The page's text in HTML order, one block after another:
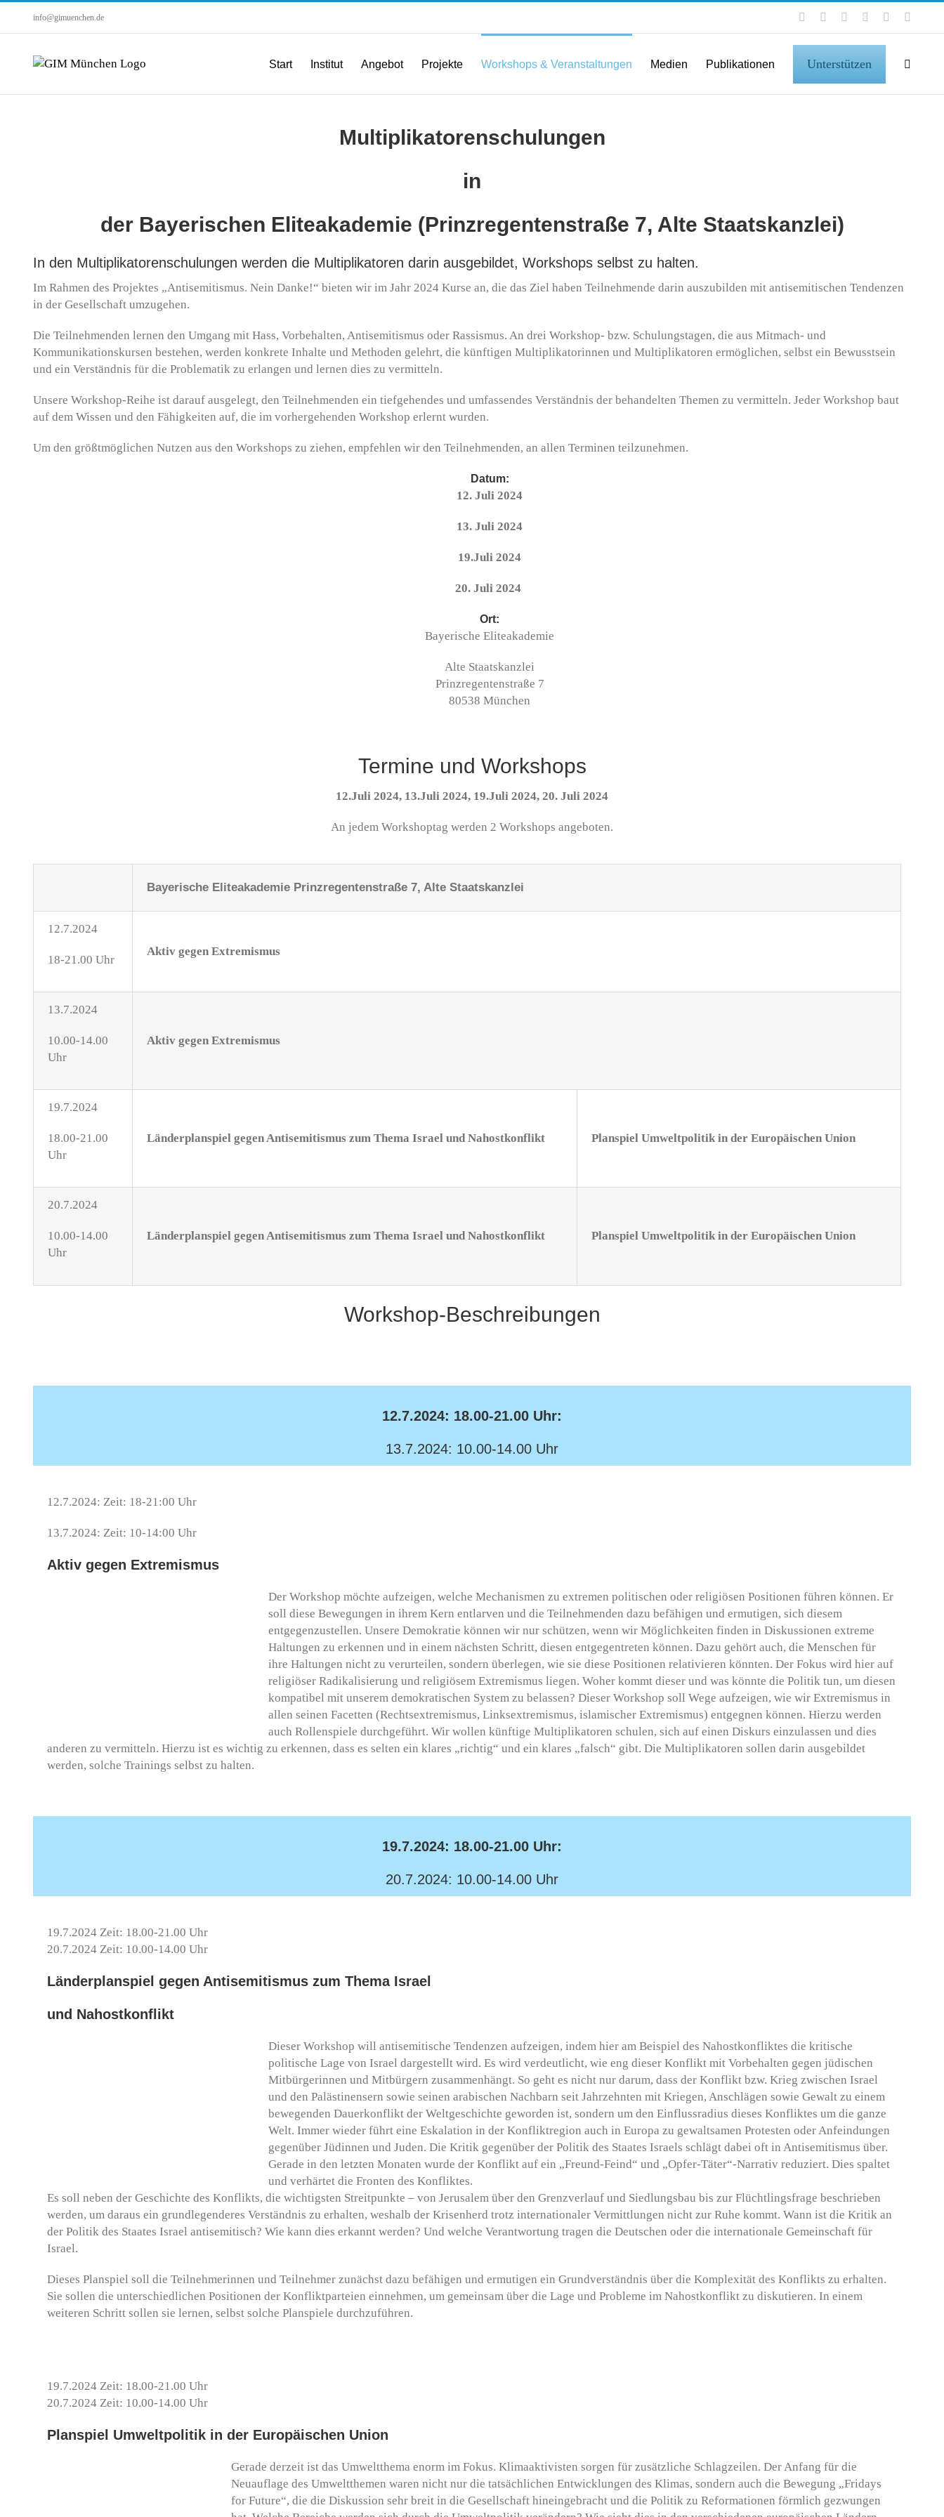
info@gimuenchen.de FacebookInstagramLinkedIn YouTube
Start Institut Angebot Projekte Workshops & Veranstaltungen Medien Publikationen Unterstützen
Multiplikatorenschulungen
in
der Bayerischen Eliteakademie (Prinzregentenstraße 7, Alte Staatskanzlei)
In den Multiplikatorenschulungen werden die Multiplikatoren darin ausgebildet, Workshops selbst zu halten.
Im Rahmen des Projektes „Antisemitismus. Nein Danke!“ bieten wir im Jahr 2024 Kurse an, die das Ziel haben Teilnehmende darin auszubilden mit antisemitischen Tendenzen
in der Gesellschaft umzugehen.
Die Teilnehmenden lernen den Umgang mit Hass, Vorbehalten, Antisemitismus oder Rassismus. An drei Workshop- bzw. Schulungstagen, die aus Mitmach- und
Kommunikationskursen bestehen, werden konkrete Inhalte und Methoden gelehrt, die künftigen Multiplikatorinnen und Multiplikatoren ermöglichen, selbst ein Bewusstsein
und ein Verständnis für die Problematik zu erlangen und lernen dies zu vermitteln.
Unsere Workshop-Reihe ist darauf ausgelegt, den Teilnehmenden ein tiefgehendes und umfassendes Verständnis der behandelten Themen zu vermitteln. Jeder Workshop baut
auf dem Wissen und den Fähigkeiten auf, die im vorhergehenden Workshop erlernt wurden.
Um den größtmöglichen Nutzen aus den Workshops zu ziehen, empfehlen wir den Teilnehmenden, an allen Terminen teilzunehmen.
Datum:
12. Juli 2024
13. Juli 2024
19.Juli 2024
20. Juli 2024
Ort:
Bayerische Eliteakademie
Alte Staatskanzlei
Prinzregentenstraße 7
80538 München
Termine und Workshops
12.Juli 2024, 13.Juli 2024, 19.Juli 2024, 20. Juli 2024
An jedem Workshoptag werden 2 Workshops angeboten.
Bayerische Eliteakademie Prinzregentenstraße 7, Alte Staatskanzlei
12.7.2024
18-21.00 Uhr
Aktiv gegen Extremismus
13.7.2024
10.00-14.00
Uhr
Aktiv gegen Extremismus
19.7.2024
18.00-21.00
Uhr
Länderplanspiel gegen Antisemitismus zum Thema Israel und Nahostkonflikt Planspiel Umweltpolitik in der Europäischen Union
20.7.2024
10.00-14.00
Uhr
Länderplanspiel gegen Antisemitismus zum Thema Israel und Nahostkonflikt Planspiel Umweltpolitik in der Europäischen Union
Workshop-Beschreibungen
12.7.2024: 18.00-21.00 Uhr:
13.7.2024: 10.00-14.00 Uhr
12.7.2024: Zeit: 18-21:00 Uhr
13.7.2024: Zeit: 10-14:00 Uhr
Aktiv gegen Extremismus
Der Workshop möchte aufzeigen, welche Mechanismen zu extremen politischen oder religiösen Positionen führen können. Er
soll diese Bewegungen in ihrem Kern entlarven und die Teilnehmenden dazu befähigen und ermutigen, sich diesem
entgegenzustellen. Unsere Demokratie können wir nur schützen, wenn wir Möglichkeiten finden in Diskussionen extreme
Haltungen zu erkennen und in einem nächsten Schritt, diesen entgegentreten können. Dazu gehört auch, die Menschen für
ihre Haltungen nicht zu verurteilen, sondern überlegen, wie sie diese Positionen relativieren könnten. Der Fokus wird hier auf
religiöser Radikalisierung und religiösem Extremismus liegen. Woher kommt dieser und was könnte die Politik tun, um diesen
kompatibel mit unserem demokratischen System zu belassen? Dieser Workshop soll Wege aufzeigen, wie wir Extremismus in
allen seinen Facetten (Rechtsextremismus, Linksextremismus, islamischer Extremismus) entgegnen können. Hierzu werden
auch Rollenspiele durchgeführt. Wir wollen künftige Multiplikatoren schulen, sich auf einen Diskurs einzulassen und dies
anderen zu vermitteln. Hierzu ist es wichtig zu erkennen, dass es selten ein klares „richtig“ und ein klares „falsch“ gibt. Die Multiplikatoren sollen darin ausgebildet
werden, solche Trainings selbst zu halten.
19.7.2024: 18.00-21.00 Uhr:
20.7.2024: 10.00-14.00 Uhr
19.7.2024 Zeit: 18.00-21.00 Uhr
20.7.2024 Zeit: 10.00-14.00 Uhr
Länderplanspiel gegen Antisemitismus zum Thema Israel
und Nahostkonflikt
Dieser Workshop will antisemitische Tendenzen aufzeigen, indem hier am Beispiel des Nahostkonfliktes die kritische
politische Lage von Israel dargestellt wird. Es wird verdeutlicht, wie eng dieser Konflikt mit Vorbehalten gegen jüdischen
Mitbürgerinnen und Mitbürgern zusammenhängt. So geht es nicht nur darum, dass der Konflikt bzw. Krieg zwischen Israel
und den Palästinensern sowie seinen arabischen Nachbarn seit Jahrzehnten mit Kriegen, Anschlägen sowie Gewalt zu einem
bewegenden Dauerkonflikt der Weltgeschichte geworden ist, sondern um den Einflussradius dieses Konfliktes um die ganze
Welt. Immer wieder führt eine Eskalation in der Konfliktregion auch in Europa zu gewaltsamen Protesten oder Anfeindungen
gegenüber Jüdinnen und Juden. Die Kritik gegenüber der Politik des Staates Israels schlägt dabei oft in Antisemitismus über.
Gerade in den letzten Monaten wurde der Konflikt auf ein „Freund-Feind“ und „Opfer-Täter“-Narrativ reduziert. Dies spaltet
und verhärtet die Fronten des Konfliktes.
Es soll neben der Geschichte des Konflikts, die wichtigsten Streitpunkte – von Jerusalem über den Grenzverlauf und Siedlungsbau bis zur Flüchtlingsfrage beschrieben
werden, um daraus ein grundlegenderes Verständnis zu erhalten, weshalb der Krisenherd trotz internationaler Vermittlungen nicht zur Ruhe kommt. Wann ist die Kritik an
der Politik des Staates Israel antisemitisch? Wie kann dies erkannt werden? Und welche Verantwortung tragen die Deutschen oder die internationale Gemeinschaft für
Israel.
Dieses Planspiel soll die Teilnehmerinnen und Teilnehmer zunächst dazu befähigen und ermutigen ein Grundverständnis über die Komplexität des Konflikts zu erhalten.
Sie sollen die unterschiedlichen Positionen der Konfliktparteien einnehmen, um gemeinsam über die Lage und Probleme im Nahostkonflikt zu diskutieren. In einem
weiteren Schritt sollen sie lernen, selbst solche Planspiele durchzuführen.
19.7.2024 Zeit: 18.00-21.00 Uhr
20.7.2024 Zeit: 10.00-14.00 Uhr
Planspiel Umweltpolitik in der Europäischen Union
Gerade derzeit ist das Umweltthema enorm im Fokus. Klimaaktivisten sorgen für zusätzliche Schlagzeilen. Der Anfang für die
Neuauflage des Umweltthemen waren nicht nur die tatsächlichen Entwicklungen des Klimas, sondern auch die Bewegung „Fridays
for Future“, die die Diskussion sehr breit in die Gesellschaft hineingebracht und die Politik zu Reformationen förmlich gezwungen